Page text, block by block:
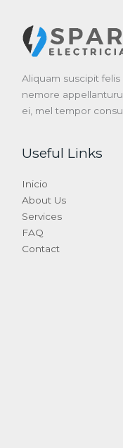
Aliquam suscipit
nemore
ei, mel tempor
Useful Links
Inicio
About Us
Services
FAQ
Contact